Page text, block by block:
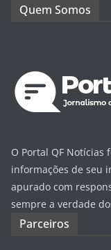
Quem Somos
O Portal QF Notícias
informações de seu
apurado com
sempre a verdade
Parceiros